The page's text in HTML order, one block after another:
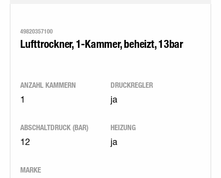
49820357100
Lufttrockner, 1-Kammer, beheizt, 13bar
ANZAHL KAMMERN
1
DRUCKREGLER
ja
ABSCHALTDRUCK (BAR)
12
HEIZUNG
ja
MARKE